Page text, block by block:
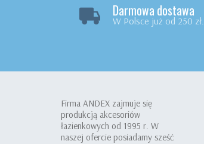
Darmowa dostawa
W Polsce już od 250 zł.
Firma ANDEX zajmuje się
produkcją akcesoriów
łazienkowych od 1995 r. W
naszej ofercie posiadamy sześć